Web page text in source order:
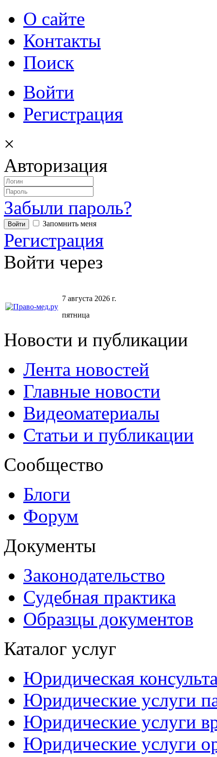
О сайте
Контакты
Поиск
Войти
Регистрация
×
Авторизация
Забыли пароль?
Запомнить меня
Регистрация
Войти через
7 августа 2026 г.
пятница
Новости и публикации
Лента новостей
Главные новости
Видеоматериалы
Статьи и публикации
Сообщество
Блоги
Форум
Документы
Законодательство
Судебная практика
Образцы документов
Каталог услуг
Юридическая
Юридические услуги
Юридические услуги
Юридические услуги